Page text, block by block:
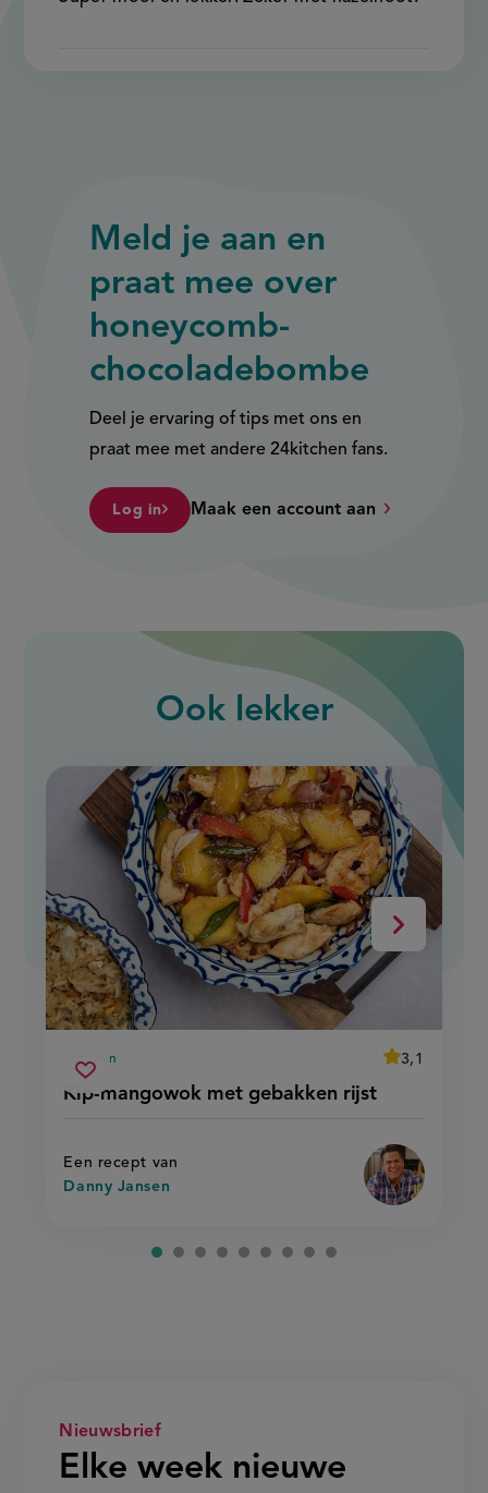
Meld je aan en
praat mee over
honeycomb-
chocoladebombe
Deel je ervaring of tips met ons en
praat mee met andere 24kitchen fans.
Log in Maak een account aan
Ook lekker
Volgende
Kip-mangowok met gebakken rijst
voorbereidingstijd
60 min
average
3,1
Beoordeel
met
rijst'
Een recept van
Danny Jansen
Sla
recept
kip-
mangowok
met
rijst
Nieuwsbrief
Elke week nieuwe